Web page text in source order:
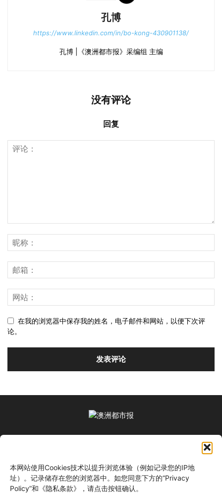
本网站使用Cookies技术以提升浏览体验（例如记录您的IP地
址）。记录储存在您的浏览器中。如您同意下方的“Privacy
Policy”和《隐私条款》，请点击按钮确认。
孔博
https://www.linkedin.com/in/bo-kong-430901138/
孔博 |《澳洲都市报》采编组 主编
没有评论
回复
在我的浏览器中保存我的姓名，电子邮件和网站，以便下次评
论。
关注我们